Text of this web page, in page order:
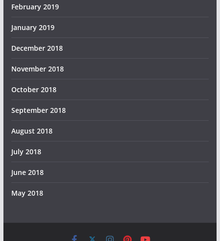
February 2019
January 2019
December 2018
November 2018
October 2018
September 2018
August 2018
July 2018
June 2018
May 2018